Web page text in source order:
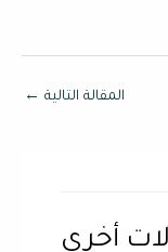
المقالة التالية ←
أخرى